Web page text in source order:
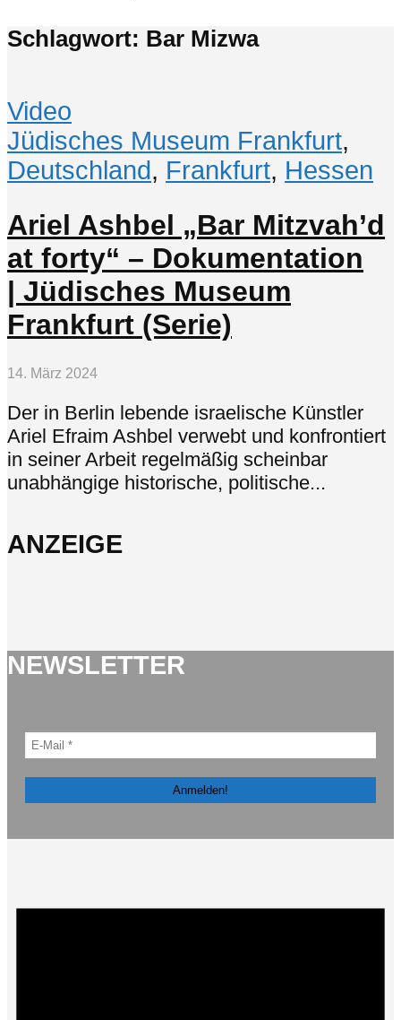
Schlagwort: Bar Mizwa
Video
Jüdisches Museum Frankfurt,
Deutschland, Frankfurt, Hessen
Ariel Ashbel „Bar Mitzvah’d
at forty“ – Dokumentation
| Jüdisches Museum
Frankfurt (Serie)
14. März 2024
Der in Berlin lebende israelische Künstler
Ariel Efraim Ashbel verwebt und konfrontiert
in seiner Arbeit regelmäßig scheinbar
unabhängige historische, politische...
ANZEIGE
NEWSLETTER